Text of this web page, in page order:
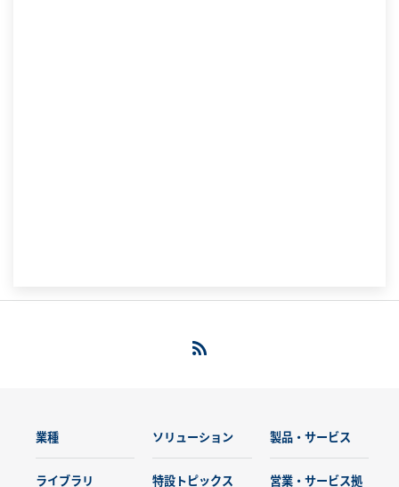
業種 ソリューション 製品・サービス
ライブラリ 特設トピックス 営業・サービス拠